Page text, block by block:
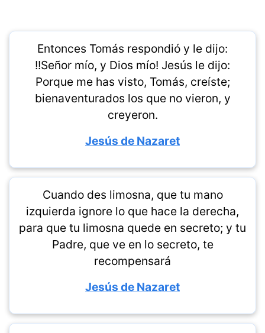
Entonces Tomás respondió y le dijo:
!!Señor mío, y Dios mío! Jesús le dijo:
Porque me has visto, Tomás, creíste;
bienaventurados los que no vieron, y
creyeron.
Jesús de Nazaret
Cuando des limosna, que tu mano
izquierda ignore lo que hace la derecha,
para que tu limosna quede en secreto; y tu
Padre, que ve en lo secreto, te
recompensará
Jesús de Nazaret